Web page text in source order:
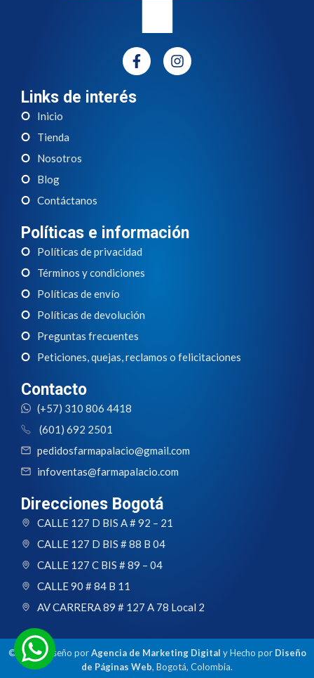
Links de interés
Inicio
Tienda
Nosotros
Blog
Contáctanos
Políticas e información
Políticas de privacidad
Términos y condiciones
Políticas de envío
Políticas de devolución
Preguntas frecuentes
Peticiones, quejas, reclamos o felicitaciones
Contacto
(+57) 310 806 4418
(601) 692 2501
pedidosfarmapalacio@gmail.com
infoventas@farmapalacio.com
Direcciones Bogotá
CALLE 127 D BIS A # 92 – 21
CALLE 127 D BIS # 88 B 04
CALLE 127 C BIS # 89 – 04
CALLE 90 # 84 B 11
AV CARRERA 89 # 127 A 78 Local 2
© 2024 Diseño porAgencia de Marketing Digital y Hecho por Diseño
de Páginas Web, Bogotá, Colombia.